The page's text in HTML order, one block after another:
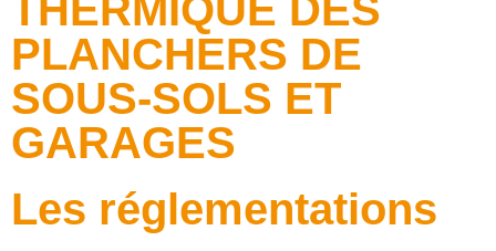
PLANCHERS DE
SOUS-SOLS ET
GARAGES
Les réglementations